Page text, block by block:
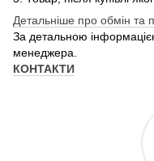
Детальніше про обмін та
За детальною
менеджера.
КОНТАКТИ